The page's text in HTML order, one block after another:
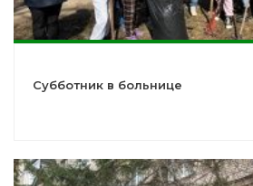
Субботник в больнице